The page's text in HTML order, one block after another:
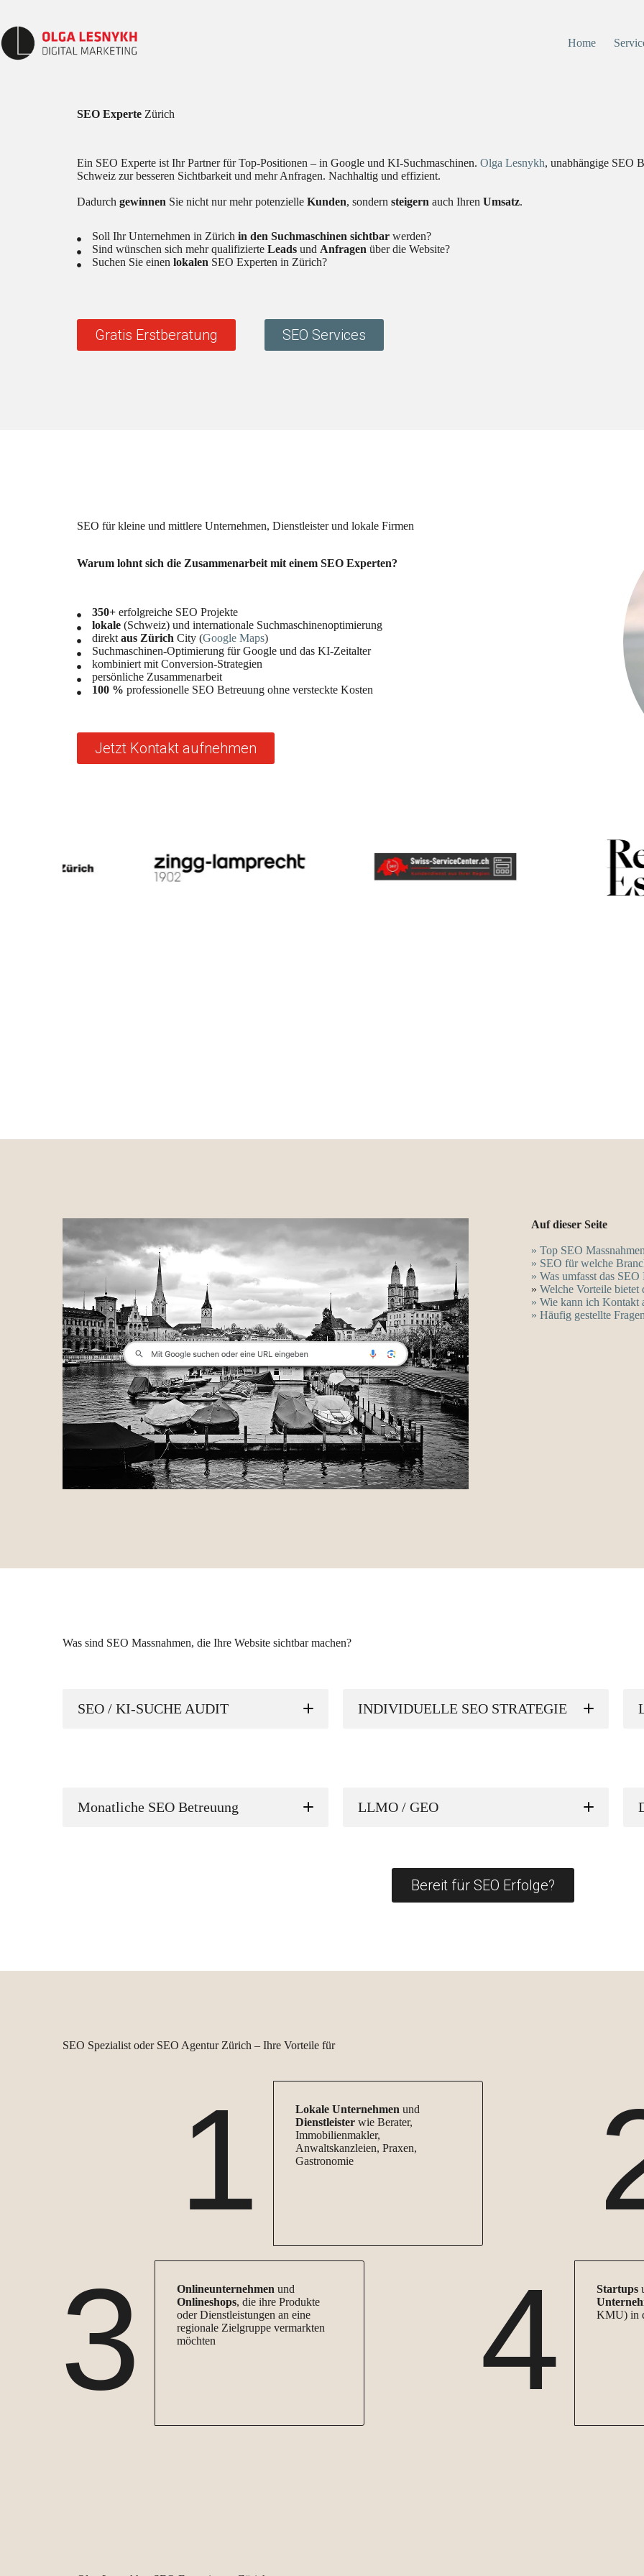
content
Home
SEO Experte Zürich
Ein SEO Experte ist Ihr Partner für Top-Positionen – in Google und KI-Suchmaschinen.Olga Lesnykh, unabhängige SEO
Schweiz zur besseren Sichtbarkeit und mehr Anfragen. Nachhaltig und effizient.
Dadurchgewinnen Sie nicht nur mehr potenzielleKunden, sondernsteigern auch IhrenUmsatz.
Soll Ihr Unternehmen in Zürichin den Suchmaschinen sichtbar werden?
Sind wünschen sich mehr qualifizierteLeads und Anfragen über die Website?
Suchen Sie einenlokalen SEO Experten in Zürich?
Gratis Erstberatung SEO Services
SEO für kleine und mittlere Unternehmen, Dienstleister und lokale Firmen
Warum lohnt sich die Zusammenarbeit mit einem SEO Experten?
350+ erfolgreiche SEO Projekte
lokale (Schweiz) und internationale Suchmaschinenoptimierung
direkt aus ZürichCity (Google Maps)
Suchmaschinen-Optimierung für Google und das KI-Zeitalter
kombiniert mit Conversion-Strategien
persönliche Zusammenarbeit
100 % professionelle SEO Betreuung ohne versteckte Kosten
Jetzt Kontakt aufnehmen
Auf dieser Seite
» Top SEO
» SEO für welche
» Was umfasst das
» Welche Vorteile bietet
» Wie kann ich Kontakt
» Häufig gestellte Fragen
Was sind SEO Massnahmen, die Ihre Website sichtbar machen?
SEO / KI-SUCHE AUDIT
Website in KI-basierten Suchsystemen und
AI-Suchergebnissen?
mobile Darstellung und die allgemeine
INDIVIDUELLE SEO STRATEGIE
Monatliche SEO Betreuung LLMO / GEO
Bereit für SEO Erfolge?
SEO Spezialist oder SEO Agentur Zürich – Ihre Vorteile für
1 Lokale Unternehmen und
Dienstleisterwie Berater,
Immobilienmakler,
Anwaltskanzleien, Praxen,
Gastronomie
3 Onlineunternehmen und
Onlineshops, die ihre Produkte
oder Dienstleistungen an eine
regionale Zielgruppe vermarkten
möchten
4 Startups
KMU) in